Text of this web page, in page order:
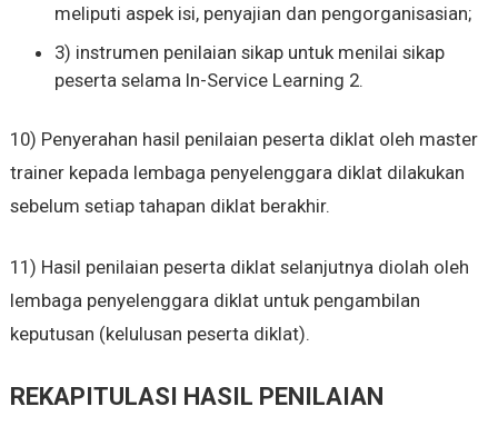
meliputi aspek isi, penyajian dan pengorganisasian;
3) instrumen penilaian sikap untuk menilai sikap
peserta selama In-Service Learning 2.
10) Penyerahan hasil penilaian peserta diklat oleh master
trainer kepada lembaga penyelenggara diklat dilakukan
sebelum setiap tahapan diklat berakhir.
11) Hasil penilaian peserta diklat selanjutnya diolah oleh
lembaga penyelenggara diklat untuk pengambilan
keputusan (kelulusan peserta diklat).
REKAPITULASI HASIL PENILAIAN